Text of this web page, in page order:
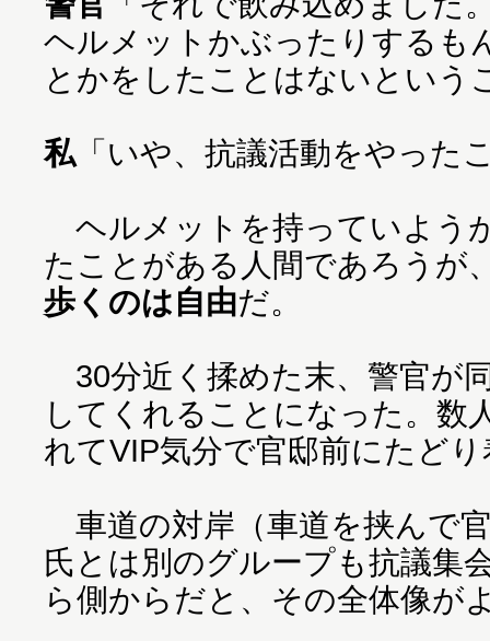
ヘルメットかぶったりするも
とかをしたことはないという
私 「いや、抗議活動をやった
ヘルメットを持っていよう
たことがある人間であろうが
歩くのは自由だ。
30分近く揉めた末、警官が
してくれることになった。数
れてVIP気分で官邸前にたど
車道の対岸（車道を挟んで
氏とは別のグループも抗議集
ら側からだと、その全体像が